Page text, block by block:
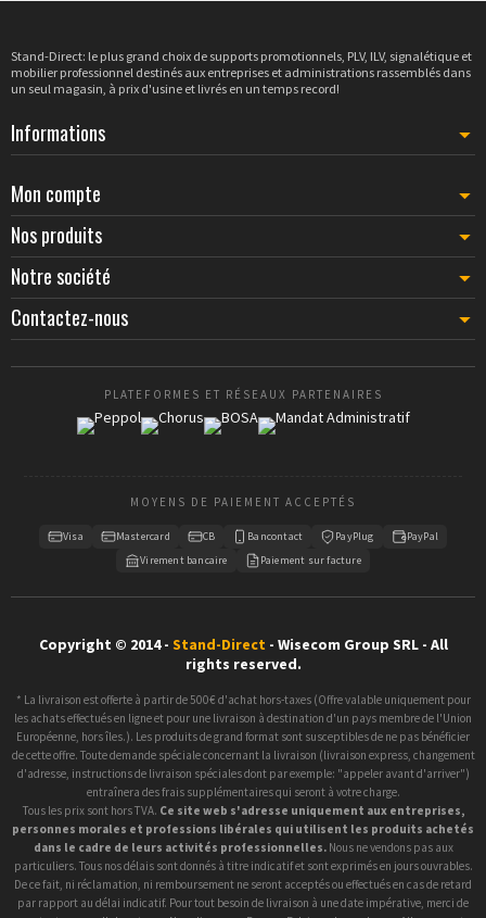
8,78 €
Stand-Direct: le plus grand choix de supports promotionnels, PLV, ILV, signalétique et
mobilier professionnel destinés aux entreprises et administrations rassemblés dans
un seul magasin, à prix d'usine et livrés en un temps record!
Informations
Mon compte
Nos produits
Notre société
Contactez-nous
PLATEFORMES ET RÉSEAUX PARTENAIRES
MOYENS DE PAIEMENT ACCEPTÉS
Visa Mastercard CB Bancontact PayPlug
PayPal
Virement bancaire
Paiement sur facture
Copyright © 2014 - Stand-Direct - Wisecom Group SRL - All
rights reserved.
* La livraison est offerte à partir de 500€ d'achat hors-taxes (Offre valable uniquement pour
les achats effectués en ligne et pour une livraison à destination d'un pays membre de l'Union
Européenne, hors îles.). Les produits de grand format sont susceptibles de ne pas bénéficier
de cette offre. Toute demande spéciale concernant la livraison (livraison express, changement
d'adresse, instructions de livraison spéciales dont par exemple: "appeler avant d'arriver")
entraînera des frais supplémentaires qui seront à votre charge.
Tous les prix sont hors TVA. Ce site web s'adresse uniquement aux entreprises,
personnes morales et professions libérales qui utilisent les produits achetés
dans le cadre de leurs activités professionnelles.Nous ne vendons pas aux
particuliers. Tous nos délais sont donnés à titre indicatif et sont exprimés en jours ouvrables.
De ce fait, ni réclamation, ni remboursement ne seront acceptés ou effectués en cas de retard
par rapport au délai indicatif. Pour tout besoin de livraison à une date impérative, merci de